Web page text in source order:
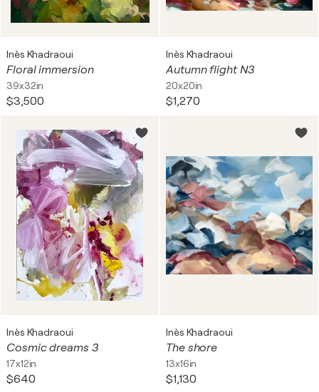
Inès Khadraoui
Floral immersion
39x32in
$3,500
Inès Khadraoui
Autumn flight N3
20x20in
$1,270
Inès Khadraoui
Cosmic dreams 3
17x12in
$640
Inès Khadraoui
The shore
13x16in
$1,130